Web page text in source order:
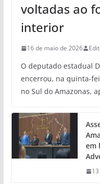
voltadas ao
interior
16 de maio de 2026
O deputado estadual
encerrou, na quinta-
no Sul do Amazonas,
em